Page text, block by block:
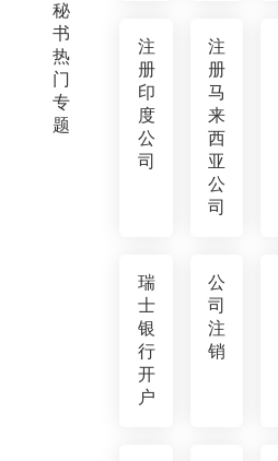
秘
书
热
门
专
题
注
册
印
度
公
司
注
册
马
来
西
亚
公
司
瑞
士
银
行
开
户
公
司
注
销